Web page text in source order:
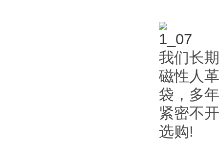
我们长
磁性人
袋，多
紧密不
选购!